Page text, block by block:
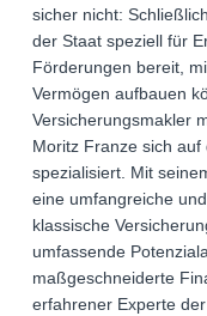
sicher nicht:
der Staat speziell für
Förderungen bereit,
Vermögen aufbauen
Versicherungsmakler
Moritz Franze sich
spezialisiert. Mit
eine umfangreiche
klassische
umfassende
maßgeschneiderte
erfahrener Experte